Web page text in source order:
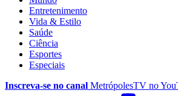
Entretenimento
Vida & Estilo
Saúde
Ciência
Esportes
Especiais
Inscreva-se no canal MetrópolesTV no